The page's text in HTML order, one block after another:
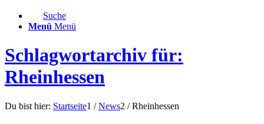
Suche
Menü Menü
Schlagwortarchiv für:
Rheinhessen
Du bist hier: Startseite1 / News2 / Rheinhessen